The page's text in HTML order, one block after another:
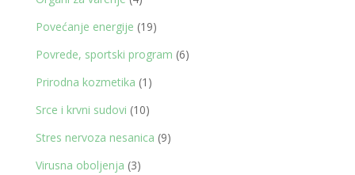
proizvoda
Povećanje energije 1919
proizvoda
Povrede, sportski program 66
Prirodna kozmetika 1 1
proizvod
Srce i krvni sudovi 1010
proizvoda
Stres nervoza nesanica 99
Virusna oboljenja 33